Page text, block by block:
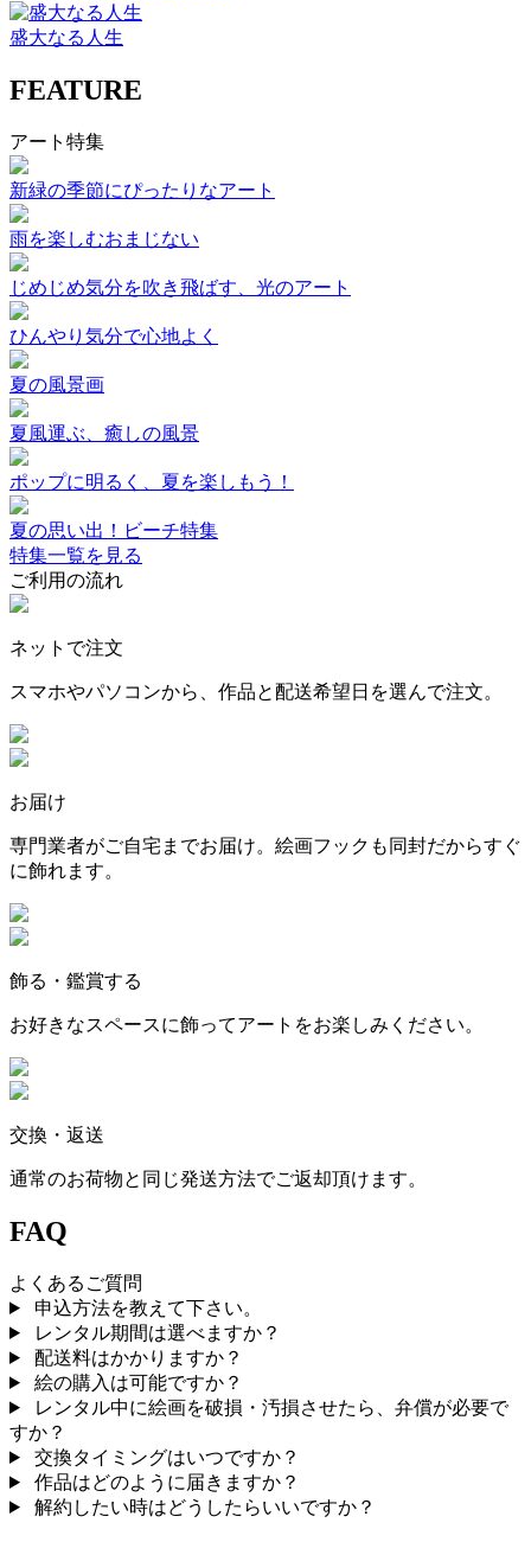
盛大なる人生
FEATURE
アート特集
新緑の季節にぴったりなアート
雨を楽しむおまじない
じめじめ気分を吹き飛ばす、光のアート
ひんやり気分で心地よく
夏の風景画
夏風運ぶ、癒しの風景
ポップに明るく、夏を楽しもう！
夏の思い出！ビーチ特集
特集一覧を見る
ご利用の流れ
ネットで注文
スマホやパソコンから、作品と配送希望日を選んで注文。
お届け
専門業者がご自宅までお届け。絵画フックも同封だからすぐ
に飾れます。
飾る・鑑賞する
お好きなスペースに飾ってアートをお楽しみください。
交換・返送
通常のお荷物と同じ発送方法でご返却頂けます。
FAQ
よくあるご質問
申込方法を教えて下さい。
レンタル期間は選べますか？
配送料はかかりますか？
絵の購入は可能ですか？
レンタル中に絵画を破損・汚損させたら、弁償が必要で
すか？
交換タイミングはいつですか？
作品はどのように届きますか？
解約したい時はどうしたらいいですか？